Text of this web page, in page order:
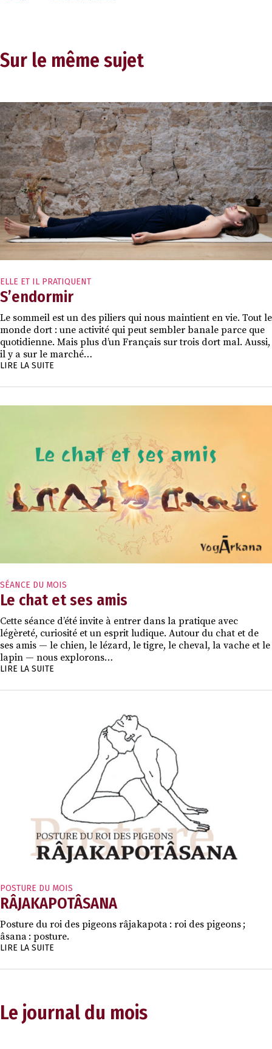
Sur le même sujet
ELLE ET IL PRATIQUENT
S’endormir
Le sommeil est un des piliers qui nous maintient en vie. Tout le
monde dort : une activité qui peut sembler banale parce que
quotidienne. Mais plus d’un Français sur trois dort mal. Aussi,
il y a sur le marché…
LIRE LA SUITE
SÉANCE DU MOIS
Le chat et ses amis
Cette séance d’été invite à entrer dans la pratique avec
légèreté, curiosité et un esprit ludique. Autour du chat et de
ses amis — le chien, le lézard, le tigre, le cheval, la vache et le
lapin — nous explorons…
LIRE LA SUITE
POSTURE DU MOIS
RÂJAKAPOTÂSANA
Posture du roi des pigeons râjakapota : roi des pigeons ;
âsana : posture.
LIRE LA SUITE
Le journal du mois